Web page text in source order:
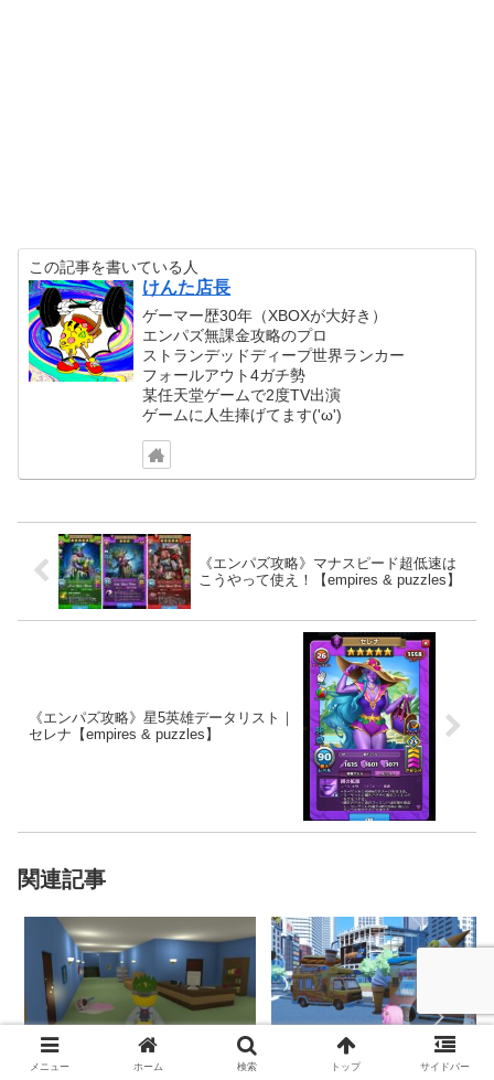
この記事を書いている人
けんた店長
ゲーマー歴30年（XBOXが大好き）
エンパズ無課金攻略のプロ
ストランデッドディープ世界ランカー
フォールアウト4ガチ勢
某任天堂ゲームで2度TV出演
ゲームに人生捧げてます('ω')
《エンパズ攻略》マナスピード超低速は
こうやって使え！【empires & puzzles】
《エンパズ攻略》星5英雄データリスト｜
セレナ【empires & puzzles】
関連記事
Wobbly Life（ウォブリーラ NTE: Neverness to
メニュー ホーム 検索 トップ サイドバー